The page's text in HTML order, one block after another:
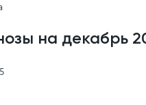
на декабрь